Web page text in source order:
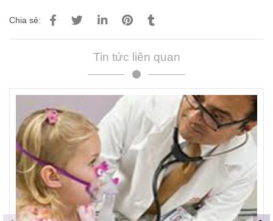
Chia sẻ:
Tin tức liên quan